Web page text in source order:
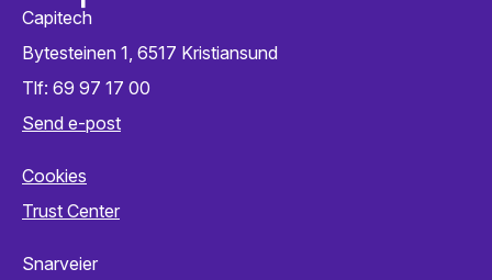
Capitech
Bytesteinen 1, 6517 Kristiansund
Tlf: 69 97 17 00
Send e-post
Cookies
Trust Center
Snarveier